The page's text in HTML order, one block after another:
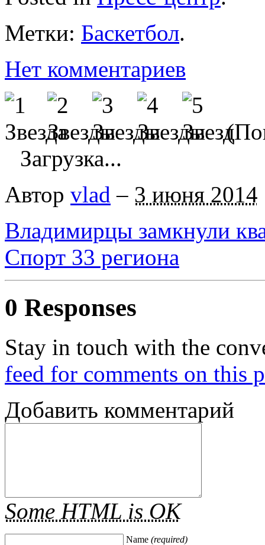
Метки: Баскетбол.
Нет комментариев
Загрузка...
Автор vlad – 3 июня 2014
Владимирцы замкнули
Спорт 33 региона
0 Responses
Stay in touch with the
feed for comments on this
Добавить комментарий
Some HTML is OK
Name (required)